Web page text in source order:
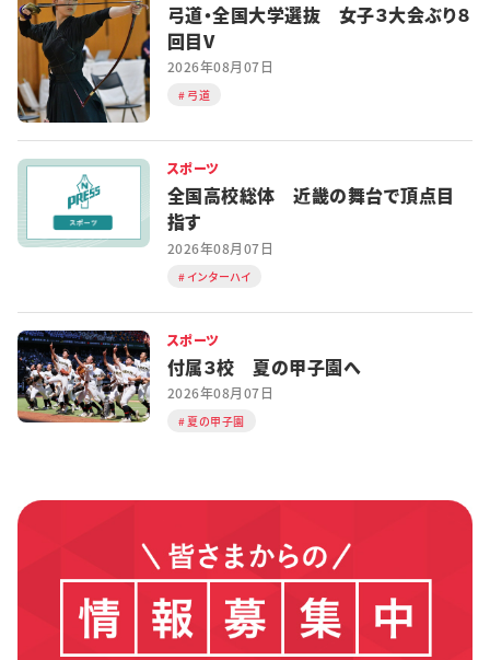
弓道・全国大学選抜 女子３大会ぶり８
回目V
2026年08月07日
弓道
スポーツ
全国高校総体 近畿の舞台で頂点目
指す
2026年08月07日
インターハイ
スポーツ
付属３校 夏の甲子園へ
2026年08月07日
夏の甲子園